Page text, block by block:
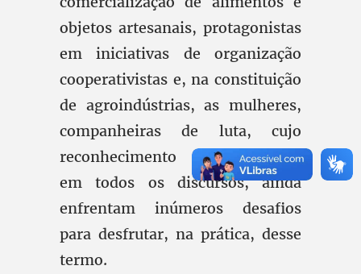
objetos artesanais, protagonistas
em iniciativas de organização
cooperativistas e, na constituição
de agroindústrias, as mulheres,
companheiras de luta, cujo
reconhecimento está presente
em todos os discursos, ainda
enfrentam inúmeros desafios
para desfrutar, na prática, desse
termo.